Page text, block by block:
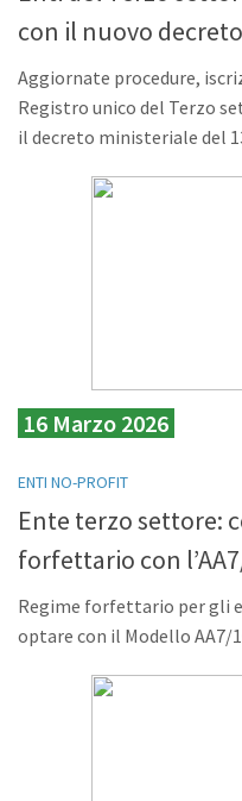
con il nuovo
Aggiornate procedure,
Registro unico del Terzo
il decreto ministeriale del
16 Marzo 2026
ENTI NO-PROFIT
Ente terzo settore:
forfettario con
Regime forfettario per gli
optare con il Modello